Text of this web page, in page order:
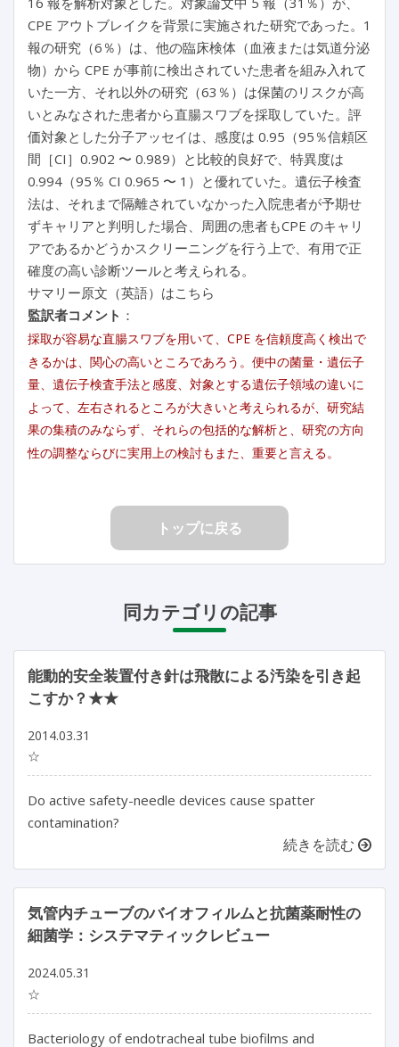
CPE アウトブレイクを背景に実施された研究であった。1
報の研究（6％）は、他の臨床検体（血液または気道分泌
物）から CPE が事前に検出されていた患者を組み入れて
いた一方、それ以外の研究（63％）は保菌のリスクが高
いとみなされた患者から直腸スワブを採取していた。評
価対象とした分子アッセイは、感度は 0.95（95％信頼区
間［CI］0.902 〜 0.989）と比較的良好で、特異度は
0.994（95％ CI 0.965 〜 1）と優れていた。遺伝子検査
法は、それまで隔離されていなかった入院患者が予期せ
ずキャリアと判明した場合、周囲の患者もCPE のキャリ
アであるかどうかスクリーニングを行う上で、有用で正
確度の高い診断ツールと考えられる。
サマリー原文（英語）はこちら
監訳者コメント ：
採取が容易な直腸スワブを用いて、CPE を信頼度高く検出で
きるかは、関心の高いところであろう。便中の菌量・遺伝子
量、遺伝子検査手法と感度、対象とする遺伝子領域の違いに
よって、左右されるところが大きいと考えられるが、研究結
果の集積のみならず、それらの包括的な解析と、研究の方向
性の調整ならびに実用上の検討もまた、重要と言える。
トップに戻る
同カテゴリの記事
能動的安全装置付き針は飛散による汚染を引き起
こすか？★★
2014.03.31
☆
Do active safety-needle devices cause spatter
contamination?
続きを読む
気管内チューブのバイオフィルムと抗菌薬耐性の
細菌学：システマティックレビュー
2024.05.31
☆
Bacteriology of endotracheal tube biofilms and